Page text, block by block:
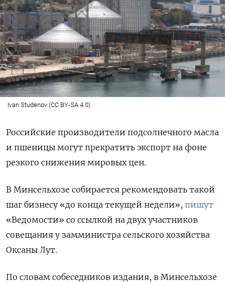
Ivan Studenov (CC BY-SA 4.0)
Российские производители подсолнечного масла
и пшеницы могут прекратить экспорт на фоне
резкого снижения мировых цен.
В Минсельхозе собирается рекомендовать такой
шаг бизнесу «до конца текущей недели», пишут
«Ведомости» со ссылкой на двух участников
совещания у замминистра сельского хозяйства
Оксаны Лут.
По словам собеседников издания, в Минсельхозе